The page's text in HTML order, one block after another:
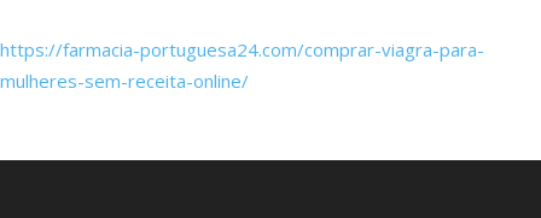
https://farmacia-portuguesa24.com/comprar-viagra-para-
mulheres-sem-receita-online/